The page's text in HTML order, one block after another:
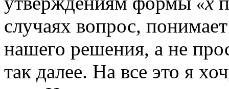
«
случаях вопрос,
нашего решения, а не
так далее. На все это я